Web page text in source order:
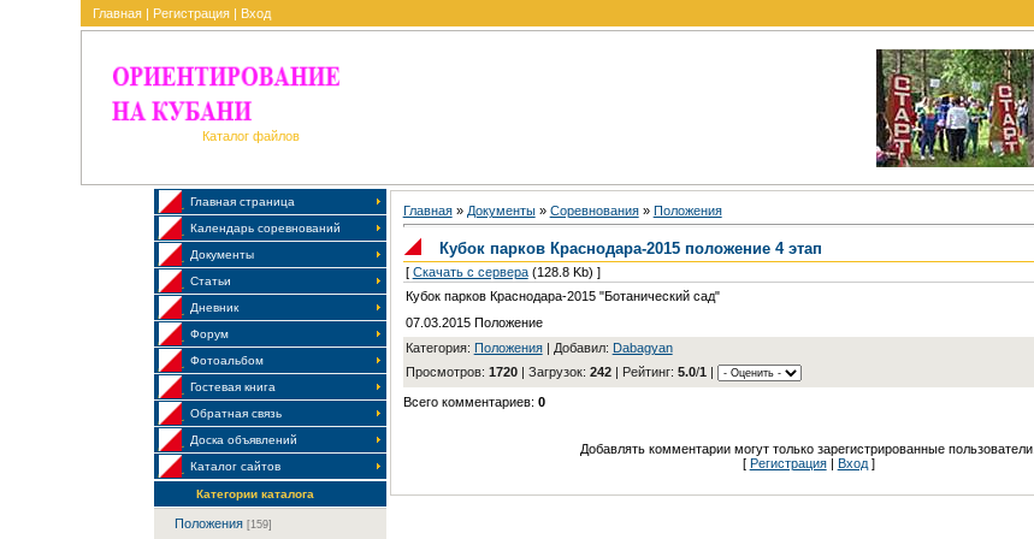
Главная | Регистрация | Вход
Каталог файлов
Главная страница
Календарь соревнований
Документы
Статьи
Дневник
Форум
Фотоальбом
Гостевая книга
Обратная связь
Доска объявлений
Каталог сайтов
Категории каталога
Положения [159]
Главная» Документы» Соревнования» Положения
Кубок парков Краснодара-2015 положение 4 этап
[ Скачать с сервера(128.8 Kb) ]
Кубок парков Краснодара-2015 "Ботанический сад"
07.03.2015 Положение
Категория: Положения| Добавил: Dabagyan
Просмотров: 1720| Загрузок: 242| Рейтинг: 5.0/1 |
Всего комментариев: 0
Добавлять комментарии могут только зарегистрированные пользователи.
[ Регистрация| Вход]